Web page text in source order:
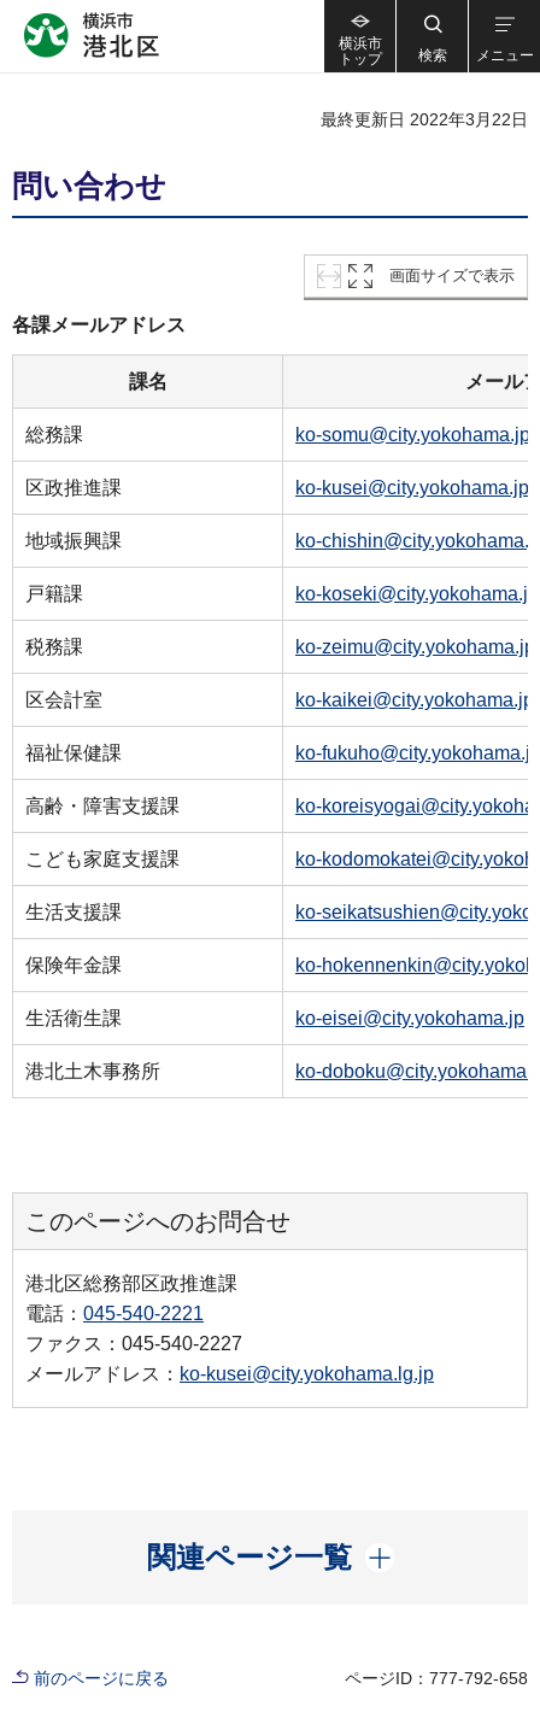
横浜市
トップ
検索 メニュー
最終更新日 2022年3月22日
問い合わせ
画面サイズで表示
各課メールアドレス
課名 メール
総務課 ko-somu@city.yokohama.jp
区政推進課 ko-kusei@city.yokohama.jp
地域振興課 ko-
戸籍課 ko-koseki@city.yokohama.jp
税務課 ko-zeimu@city.yokohama.jp
区会計室 ko-kaikei@city.yokohama.jp
福祉保健課 ko-fukuho@city.yokohama.jp
高齢・障害支援課 ko-
こども家庭支援課 ko-
生活支援課 ko-
保険年金課 ko-
生活衛生課 ko-eisei@city.yokohama.jp
港北土木事務所 ko-
このページへのお問合せ
港北区総務部区政推進課
電話： 045-540-2221
ファクス：045-540-2227
メールアドレス： ko-kusei@city.yokohama.lg.jp
関連ページ一覧
開く
前のページに戻る ページID：777-792-658